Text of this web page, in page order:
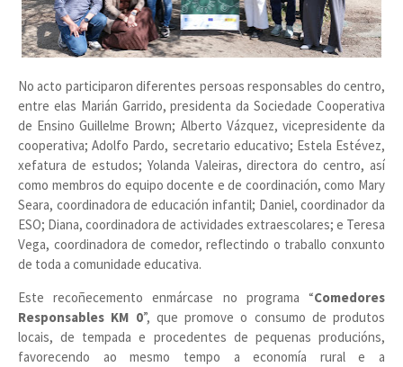
No acto participaron diferentes persoas responsables do centro,
entre elas Marián Garrido, presidenta da Sociedade Cooperativa
de Ensino Guillelme Brown; Alberto Vázquez, vicepresidente da
cooperativa; Adolfo Pardo, secretario educativo; Estela Estévez,
xefatura de estudos; Yolanda Valeiras, directora do centro, así
como membros do equipo docente e de coordinación, como Mary
Seara, coordinadora de educación infantil; Daniel, coordinador da
ESO; Diana, coordinadora de actividades extraescolares; e Teresa
Vega, coordinadora de comedor, reflectindo o traballo conxunto
de toda a comunidade educativa.
Este recoñecemento enmárcase no programa “Comedores
Responsables KM 0”, que promove o consumo de produtos
locais, de tempada e procedentes de pequenas producións,
favorecendo ao mesmo tempo a economía rural e a